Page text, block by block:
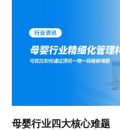
母婴行业四大核心难题